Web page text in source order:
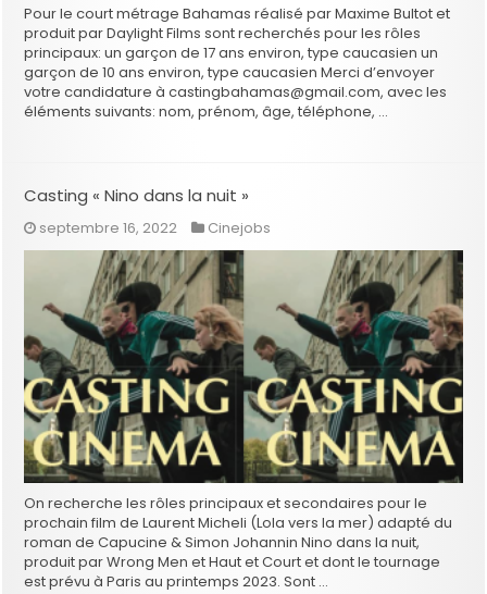
Pour le court métrage Bahamas réalisé par Maxime Bultot et
produit par Daylight Films sont recherchés pour les rôles
principaux: un garçon de 17 ans environ, type caucasien un
garçon de 10 ans environ, type caucasien Merci d’envoyer
votre candidature à castingbahamas@gmail.com, avec les
éléments suivants: nom, prénom, âge, téléphone, …
Casting « Nino dans la nuit »
septembre 16, 2022 Cinejobs
On recherche les rôles principaux et secondaires pour le
prochain film de Laurent Micheli (Lola vers la mer) adapté du
roman de Capucine & Simon Johannin Nino dans la nuit,
produit par Wrong Men et Haut et Court et dont le tournage
est prévu à Paris au printemps 2023. Sont …